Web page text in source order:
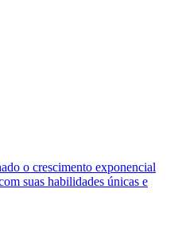
o crescimento exponencial
suas habilidades únicas e